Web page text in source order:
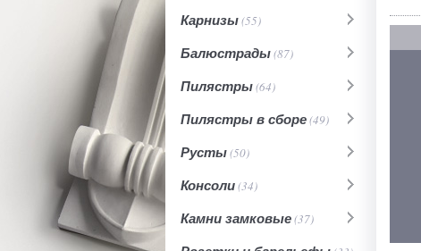
Карнизы(55)
Балюстрады(87)
Пилястры(64)
Пилястры в сборе(49)
Русты(50)
Консоли(34)
Камни замковые(37)